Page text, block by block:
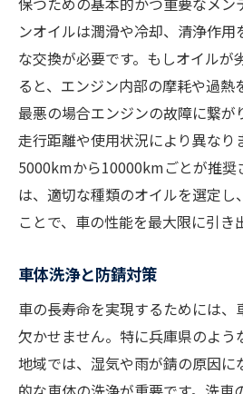
車内清掃の効果と方法
日常的なボディチェッ
機械部分の潤滑とその
電気系統の点検とメンテ
エアコンの効率的な使
内装素材の保護とメン
信頼できる整備士を見つけ
整備士選びの基準と判
口コミやレビューを活用
整備士との信頼関係の
サービス内容と料金の
定期的に相談できる整
ンオイルは潤滑や冷却、清浄作用
な交換が必要です。もしオイルが
ると、エンジン内部の摩耗や過熱
最悪の場合エンジンの故障に繋が
走行距離や使用状況により異なり
5000kmから10000kmごとが推奨
は、適切な種類のオイルを選定し
ことで、車の性能を最大限に引き
車体洗浄と防錆対策
車の長寿命を実現するためには、
欠かせません。特に兵庫県のよう
地域では、湿気や雨が錆の原因に